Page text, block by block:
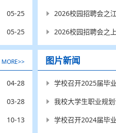
05-25
05-25
2026校园招聘会之
2026校园招聘会之上
MORE>>
04-28
03-28
10-13
图片新闻
学校召开2025届毕业
我校大学生职业规
学校召开2024届毕业生就业工